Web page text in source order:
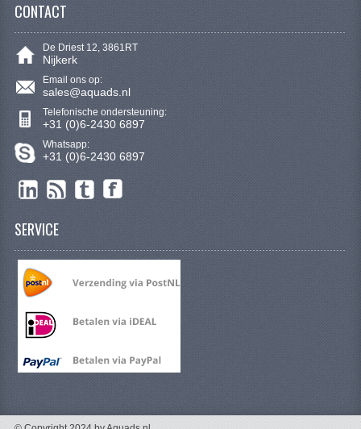
CONTACT
De Driest 12, 3861RT
Nijkerk
Email ons op:
sales@aquads.nl
Telefonische ondersteuning:
+31 (0)6-2430 6897
Whatsapp:
+31 (0)6-2430 6897
SERVICE